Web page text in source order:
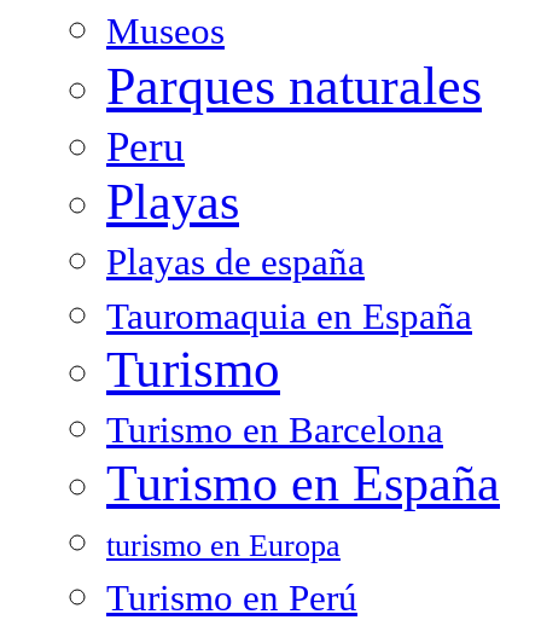
Museos
Parques naturales
Peru
Playas
Playas de españa
Tauromaquia en España
Turismo
Turismo en Barcelona
Turismo en España
turismo en Europa
Turismo en Perú